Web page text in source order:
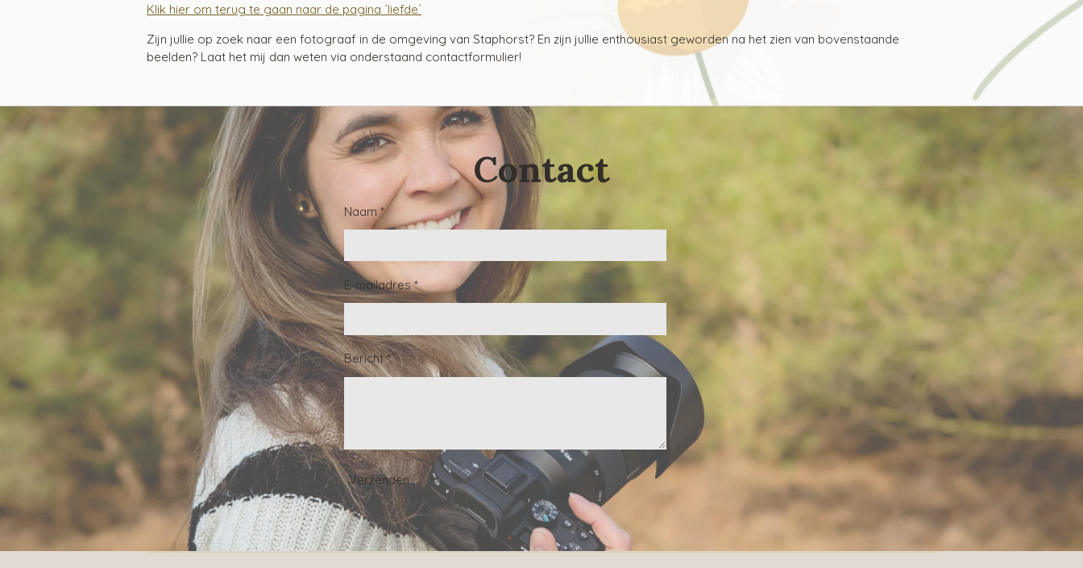
Klik hier om terug te gaan naar de pagina ´liefde´
Zijn jullie op zoek naar een fotograaf in de omgeving van Staphorst? En zijn jullie enthousiast geworden na het zien van bovenstaande
beelden? Laat het mij dan weten via onderstaand contactformulier!
Contact
Naam *
E-mailadres *
Bericht *
Verzenden